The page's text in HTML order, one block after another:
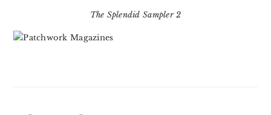
The Splendid Sampler 2